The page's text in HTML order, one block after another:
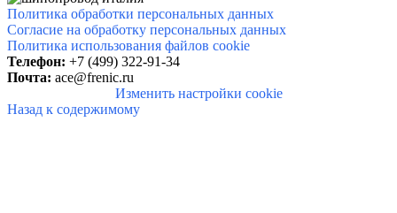
Политика обработки персональных данных
Согласие на обработку персональных данных
Политика использования файлов cookie
Телефон: +7 (499) 322-91-34
Почта: ace@frenic.ru
Изменить настройки cookie
Назад к содержимому